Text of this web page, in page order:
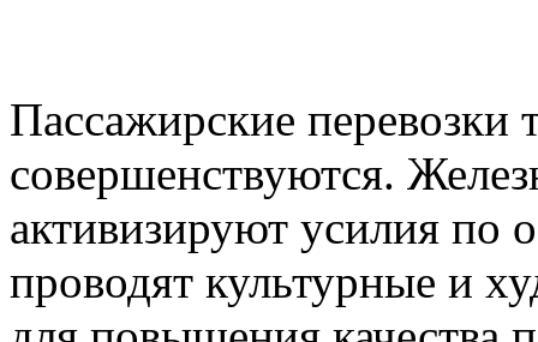
Пассажирские перевозки
совершенствуются.
активизируют усилия по
проводят культурные и